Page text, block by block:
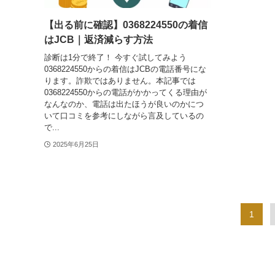
【出る前に確認】0368224550の着信
はJCB｜返済減らす方法
診断は1分で終了！ 今すぐ試してみよう
0368224550からの着信はJCBの電話番号にな
ります。詐欺ではありません。本記事では
0368224550からの電話がかかってくる理由が
なんなのか、電話は出たほうが良いのかにつ
いて口コミを参考にしながら言及しているの
で...
2025年6月25日
1